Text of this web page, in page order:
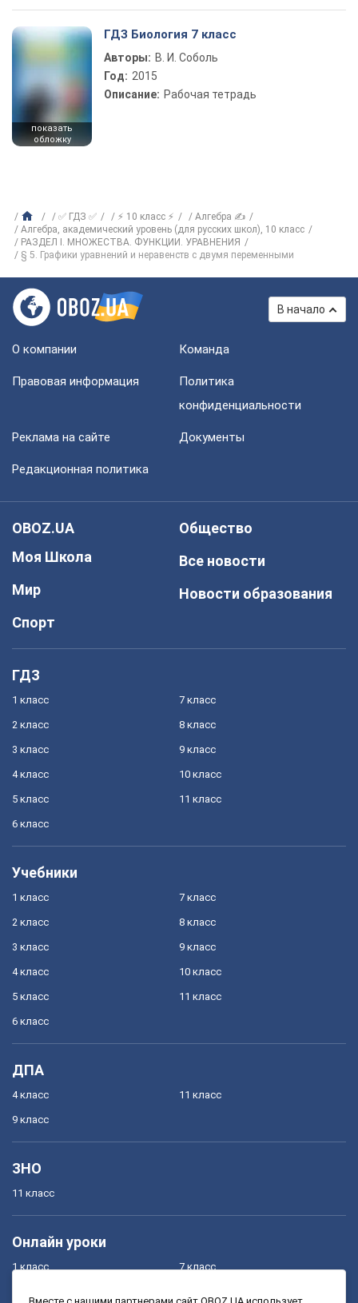
показать
обложку
ГДЗ Биология 7 класс
Авторы: В. И. Соболь
Год: 2015
Описание: Рабочая тетрадь
✅ ГДЗ ✅ ⚡ 10 класс ⚡
Алгебра ✍
Алгебра, академический уровень (для русских школ), 10 класс
РАЗДЕЛ I. МНОЖЕСТВА. ФУНКЦИИ. УРАВНЕНИЯ
§ 5. Графики уравнений и неравенств с двумя переменными
В начало
О компании Команда
Правовая информация
Политика
конфиденциальности
Реклама на сайте Документы
Редакционная политика
OBOZ.UA
Моя Школа
Мир
Спорт
Общество
Все новости
Новости образования
ГДЗ
1 класс
2 класс
3 класс
4 класс
5 класс
6 класс
7 класс
8 класс
9 класс
10 класс
11 класс
Учебники
1 класс
2 класс
3 класс
4 класс
5 класс
6 класс
7 класс
8 класс
9 класс
10 класс
11 класс
ДПА
4 класс
9 класс
11 класс
ЗНО
11 класс
Онлайн уроки
1 класс 7 класс